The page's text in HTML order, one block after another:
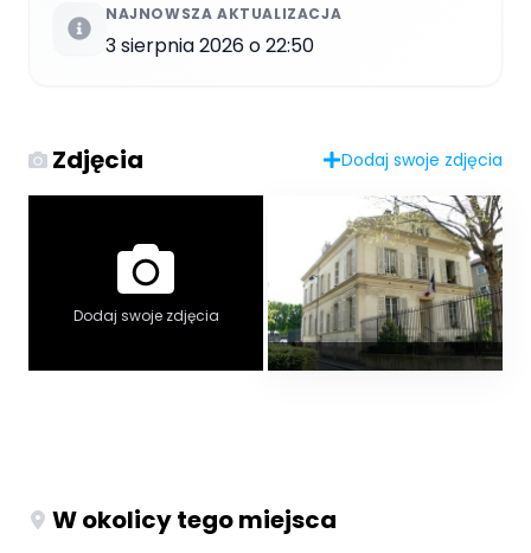
NAJNOWSZA AKTUALIZACJA
3 sierpnia 2026 o 22:50
Zdjęcia Dodaj swoje zdjęcia
Dodaj swoje zdjęcia
W okolicy tego miejsca